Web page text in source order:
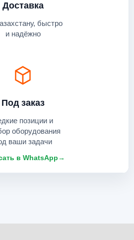
Под заказ
позиции и
оборудования
ваши задачи
в WhatsApp→
Доставка
быстро
и надёжно